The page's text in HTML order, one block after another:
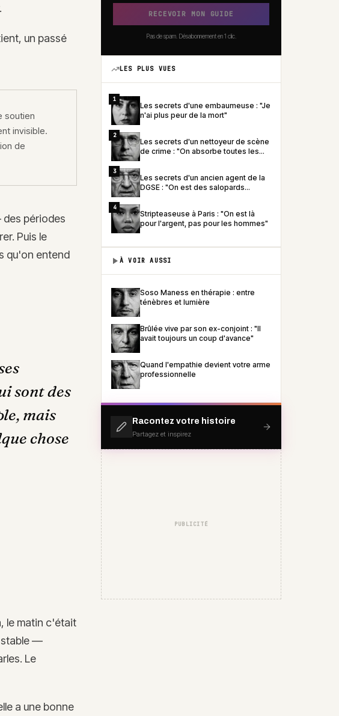
un passé
soutien
invisible.
de
des périodes
Puis le
qu'on entend
sont des
mais
chose
le matin c'était
stable —
Le
a une bonne
RECEVOIR MON GUIDE
Pas de spam. Désabonnement en 1 clic.
LES PLUS VUES
1
Les secrets d'une embaumeuse : "Je
n'ai plus peur de la mort"
2
Les secrets d'un nettoyeur de scène
de crime : "On absorbe toutes les
3
Les secrets d'un ancien agent de la
DGSE : "On est des salopards
4
Stripteaseuse à Paris : "On est là
pour l'argent, pas pour les hommes"
À VOIR AUSSI
Soso Maness en thérapie : entre
ténèbres et lumière
Brûlée vive par son ex-conjoint : "Il
avait toujours un coup d'avance"
Quand l'empathie devient votre arme
professionnelle
Racontez votre histoire
Partagez et inspirez
PUBLICITÉ